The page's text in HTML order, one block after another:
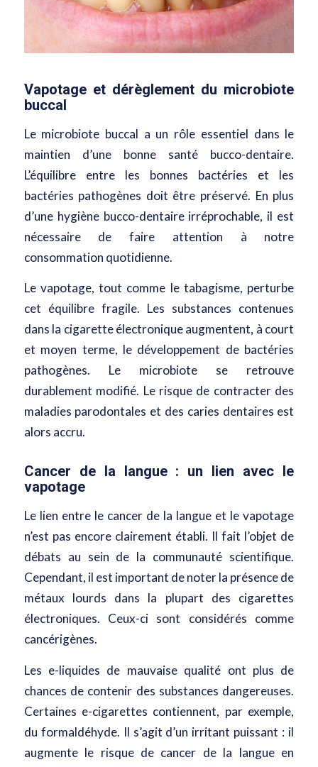
Vapotage et dérèglement du microbiote
buccal
Le microbiote buccal a un rôle essentiel dans le
maintien d’une bonne santé bucco-dentaire.
L’équilibre entre les bonnes bactéries et les
bactéries pathogènes doit être préservé. En plus
d’une hygiène bucco-dentaire irréprochable, il est
nécessaire de faire attention à notre
consommation quotidienne.
Le vapotage, tout comme le tabagisme, perturbe
cet équilibre fragile. Les substances contenues
dans la cigarette électronique augmentent, à court
et moyen terme, le développement de bactéries
pathogènes. Le microbiote se retrouve
durablement modifié. Le risque de contracter des
maladies parodontales et des caries dentaires est
alors accru.
Cancer de la langue : un lien avec le
vapotage
Le lien entre le cancer de la langue et le vapotage
n’est pas encore clairement établi. Il fait l’objet de
débats au sein de la communauté scientifique.
Cependant, il est important de noter la présence de
métaux lourds dans la plupart des cigarettes
électroniques. Ceux-ci sont considérés comme
cancérigènes.
Les e-liquides de mauvaise qualité ont plus de
chances de contenir des substances dangereuses.
Certaines e-cigarettes contiennent, par exemple,
du formaldéhyde. Il s’agit d’un irritant puissant : il
augmente le risque de cancer de la langue en